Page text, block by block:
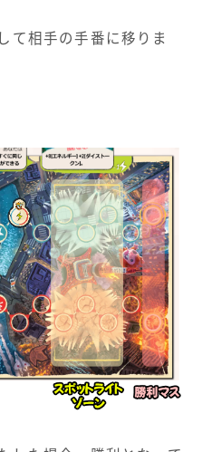
て相手の手番に移りま